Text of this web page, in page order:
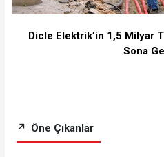
Dicle Elektrik’in 1,5 Milyar
Sona
Öne Çıkanlar